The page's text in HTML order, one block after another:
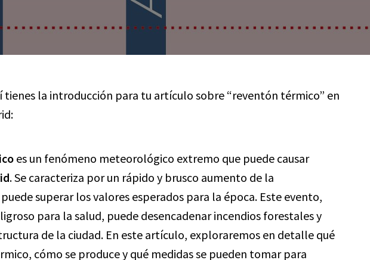
tienes la introducción para tu artículo sobre “reventón térmico” en
es un fenómeno meteorológico extremo que puede causar
. Se caracteriza por un rápido y brusco aumento de la
superar los valores esperados para la época. Este evento,
para la salud, puede desencadenar incendios forestales y
de la ciudad. En este artículo, exploraremos en detalle qué
cómo se produce y qué medidas se pueden tomar para